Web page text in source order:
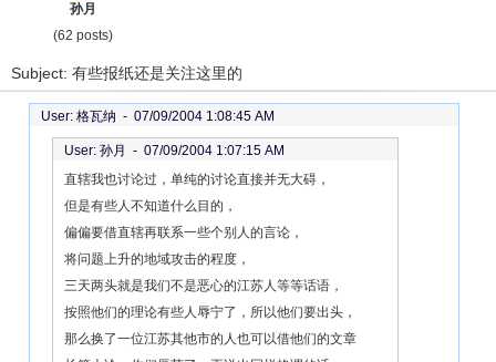
孙月
(62 posts)
Subject: 有些报纸还是关注这里的
User: 格瓦纳 - 07/09/2004 1:08:45 AM
User: 孙月 - 07/09/2004 1:07:15 AM
直辖我也讨论过，单纯的讨论直接并无大碍，
但是有些人不知道什么目的，
偏偏要借直辖再联系一些个别人的言论，
将问题上升的地域攻击的程度，
三天两头就是我们不是恶心的江苏人等等话语，
按照他们的理论有些人辱宁了，所以他们要出头，
那么换了一位江苏其他市的人也可以借他们的文章